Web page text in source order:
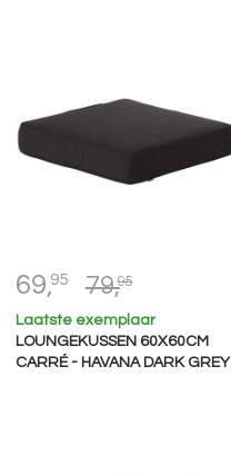
69,95 79,95
Laatste exemplaar
LOUNGEKUSSEN 60X60CM
CARRÉ - HAVANA DARK GREY